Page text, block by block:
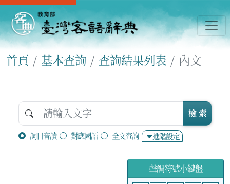
首頁 基本查詢 查詢結果列表 內文
詞目音讀 對應國語 全文查詢 進階設定
檢 索
聲調符號小鍵盤